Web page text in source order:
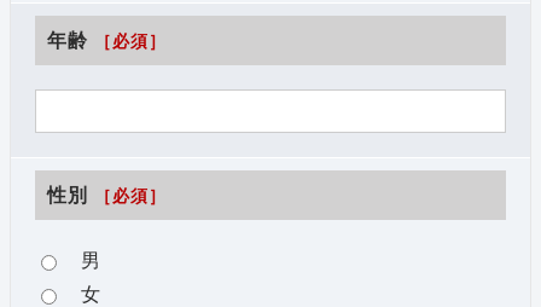
年齢 ［必須］
性別 ［必須］
男
女